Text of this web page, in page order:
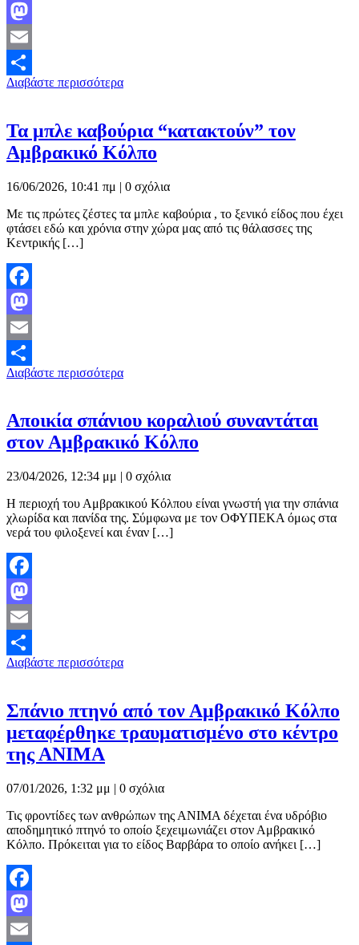
Facebook
Mastodon
Email
Μοιραστείτε
Διαβάστε περισσότερα
Τα μπλε καβούρια “κατακτούν” τον
Αμβρακικό Κόλπο
16/06/2026, 10:41 πμ | 0 σχόλια
Με τις πρώτες ζέστες τα μπλε καβούρια , το ξενικό είδος που έχει
φτάσει εδώ και χρόνια στην χώρα μας από τις θάλασσες της
Κεντρικής […]
Facebook
Mastodon
Email
Μοιραστείτε
Διαβάστε περισσότερα
Αποικία σπάνιου κοραλιού συναντάται
στον Αμβρακικό Κόλπο
23/04/2026, 12:34 μμ | 0 σχόλια
Η περιοχή του Αμβρακικού Κόλπου είναι γνωστή για την σπάνια
χλωρίδα και πανίδα της. Σύμφωνα με τον ΟΦΥΠΕΚΑ όμως στα
νερά του φιλοξενεί και έναν […]
Facebook
Mastodon
Email
Μοιραστείτε
Διαβάστε περισσότερα
Σπάνιο πτηνό από τον Αμβρακικό Κόλπο
μεταφέρθηκε τραυματισμένο στο κέντρο
της ΑΝΙΜΑ
07/01/2026, 1:32 μμ | 0 σχόλια
Τις φροντίδες των ανθρώπων της ΑΝΙΜΑ δέχεται ένα υδρόβιο
αποδημητικό πτηνό το οποίο ξεχειμωνιάζει στον Αμβρακικό
Κόλπο. Πρόκειται για το είδος Βαρβάρα το οποίο ανήκει […]
Facebook
Mastodon